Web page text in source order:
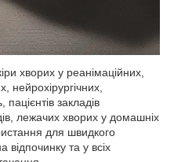
хворих у реанімаційних,
нейрохірургічних,
пацієнтів закладів
лежачих хворих у домашніх
для швидкого
та у всіх